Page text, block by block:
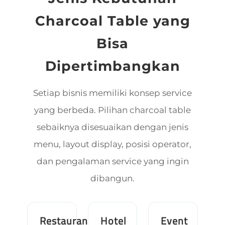
Charcoal Table yang
Bisa
Dipertimbangkan
Setiap bisnis memiliki konsep service
yang berbeda. Pilihan charcoal table
sebaiknya disesuaikan dengan jenis
menu, layout display, posisi operator,
dan pengalaman service yang ingin
dibangun.
Restaurant Hotel Event